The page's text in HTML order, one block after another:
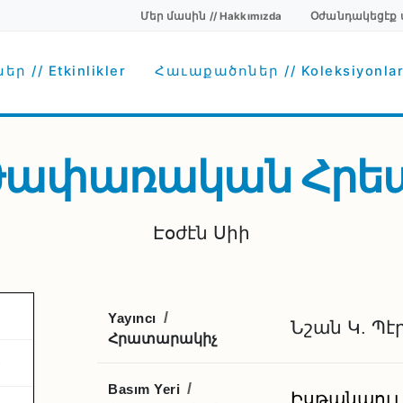
Secondary menu
Մեր մասին // Hakkımızda Օժանդակեցէք
// Etkinlikler Հաւաքածոներ // Koleksiyonlar
Էօժէն Սիի
Yayıncı /
Հրատարակիչ
Նշան Կ.
Basım Yeri / Իսթանպուլ